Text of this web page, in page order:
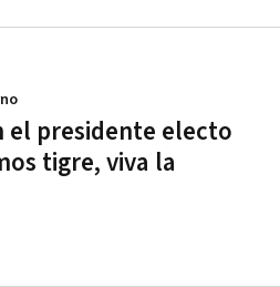
el presidente electo
tigre, viva la